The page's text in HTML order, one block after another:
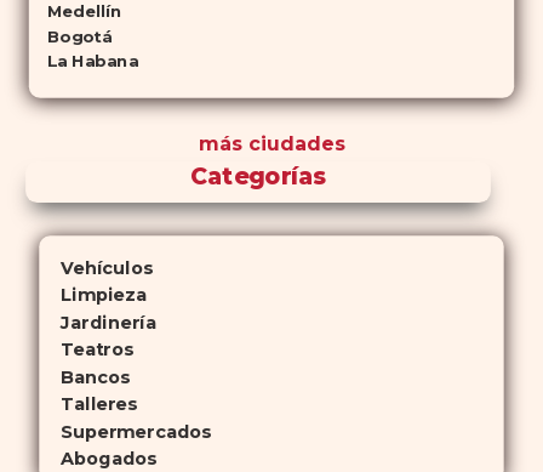
Medellín
Bogotá
La Habana
más ciudades
Categorías
Vehículos
Limpieza
Jardinería
Teatros
Bancos
Talleres
Supermercados
Abogados